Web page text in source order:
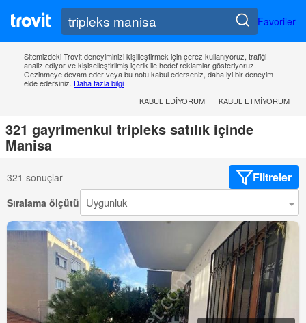
Favoriler
Sitemizdeki Trovit deneyiminizi kişilleştirmek için çerez kullanıyoruz, trafiği
analiz ediyor ve kişiselleştirilmiş içerik ile hedef reklamlar gösteriyoruz.
Gezinmeye devam eder veya bu notu kabul ederseniz, daha iyi bir deneyim
elde edersiniz. Daha fazla bilgi
KABUL EDIYORUM
KABUL ETMIYORUM
321 gayrimenkul tripleks satılık içinde
Manisa
321 sonuçlar Filtreler
Sıralama ölçütü